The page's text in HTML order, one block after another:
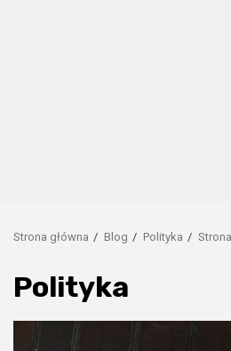
Strona główna Blog Polityka
Polityka